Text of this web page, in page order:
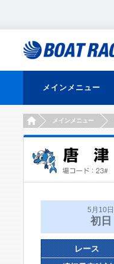
メインメニュー
HOMEメインメニュー
5月10日
初日
レース